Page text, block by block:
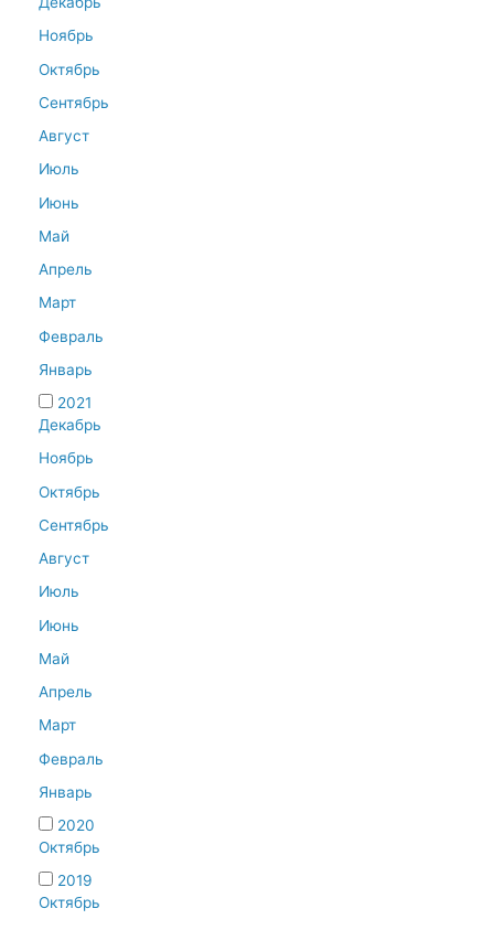
Ноябрь
Октябрь
Сентябрь
Август
Июль
Июнь
Май
Апрель
Март
Февраль
Январь
2021
Декабрь
Ноябрь
Октябрь
Сентябрь
Август
Июль
Июнь
Май
Апрель
Март
Февраль
Январь
2020
Октябрь
2019
Октябрь